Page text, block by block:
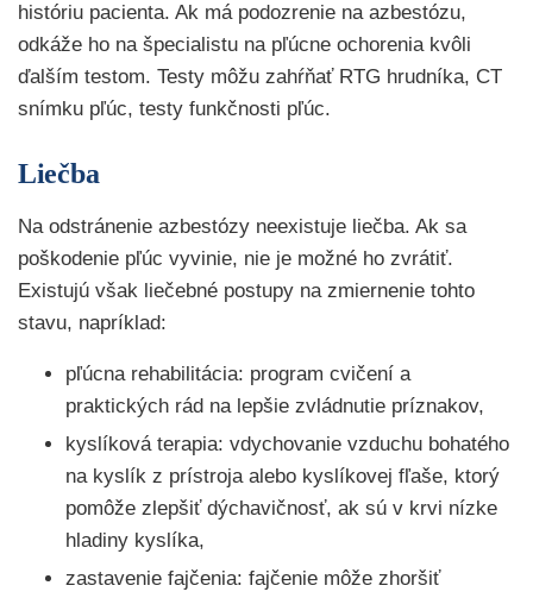
históriu pacienta. Ak má podozrenie na azbestózu,
odkáže ho na špecialistu na pľúcne ochorenia kvôli
ďalším testom. Testy môžu zahŕňať RTG hrudníka, CT
snímku pľúc, testy funkčnosti pľúc.
Liečba
Na odstránenie azbestózy neexistuje liečba. Ak sa
poškodenie pľúc vyvinie, nie je možné ho zvrátiť.
Existujú však liečebné postupy na zmiernenie tohto
stavu, napríklad:
pľúcna rehabilitácia: program cvičení a
praktických rád na lepšie zvládnutie príznakov,
kyslíková terapia: vdychovanie vzduchu bohatého
na kyslík z prístroja alebo kyslíkovej fľaše, ktorý
pomôže zlepšiť dýchavičnosť, ak sú v krvi nízke
hladiny kyslíka,
zastavenie fajčenia: fajčenie môže zhoršiť